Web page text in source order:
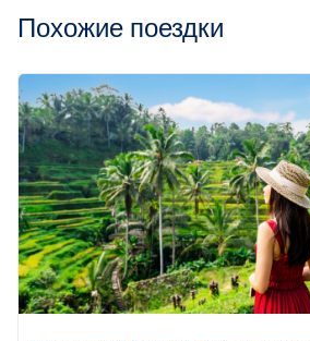
Похожие поездки